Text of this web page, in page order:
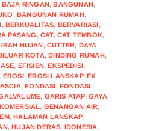
BAJA RINGAN,BANGUNAN,
,BANGUNAN RUMAH,
,BERKUALITAS, BERVARIASI,
PASANG ,CAT,CAT TEMBOK,
HUJAN,CUTTER, DAYA
KOTA,DINDING RUMAH,
, EFISIEN,EKSPEDISI,
EROSI,EROSI LANSKAP,EX
,FONDASI,FONDASI
, GARIS ATAP,GAYA
, GENANGAN AIR,
,HALAMAN LANSKAP,
,HUJAN DERAS, IDONESIA,